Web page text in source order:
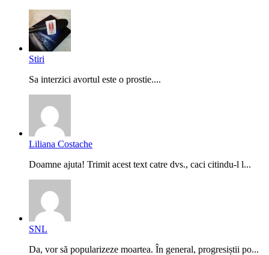
Stiri
Sa interzici avortul este o prostie....
Liliana Costache
Doamne ajuta! Trimit acest text catre dvs., caci citindu-l l...
SNL
Da, vor să popularizeze moartea. În general, progresiștii po...